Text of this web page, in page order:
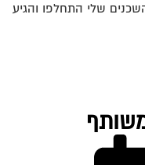
שלי התחלפו והגיע